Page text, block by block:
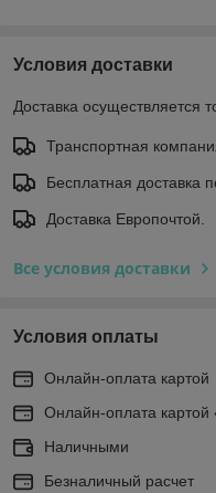
Условия доставки
Доставка осуществляется
Транспортная
Бесплатная доставка
Доставка Европочтой.
Все условия доставки
Условия оплаты
Онлайн-оплата картой
Онлайн-оплата
Наличными
Безналичный расчет